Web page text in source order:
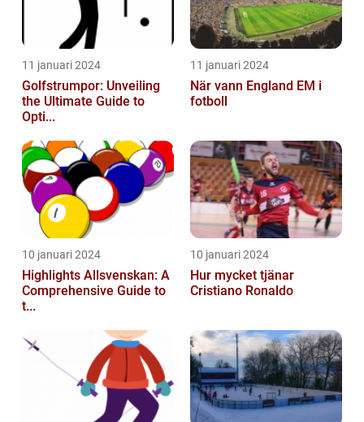
11 januari 2024
Golfstrumpor: Unveiling
the Ultimate Guide to
Opti...
11 januari 2024
När vann England EM i
fotboll
10 januari 2024
Highlights Allsvenskan: A
Comprehensive Guide to
t...
10 januari 2024
Hur mycket tjänar
Cristiano Ronaldo